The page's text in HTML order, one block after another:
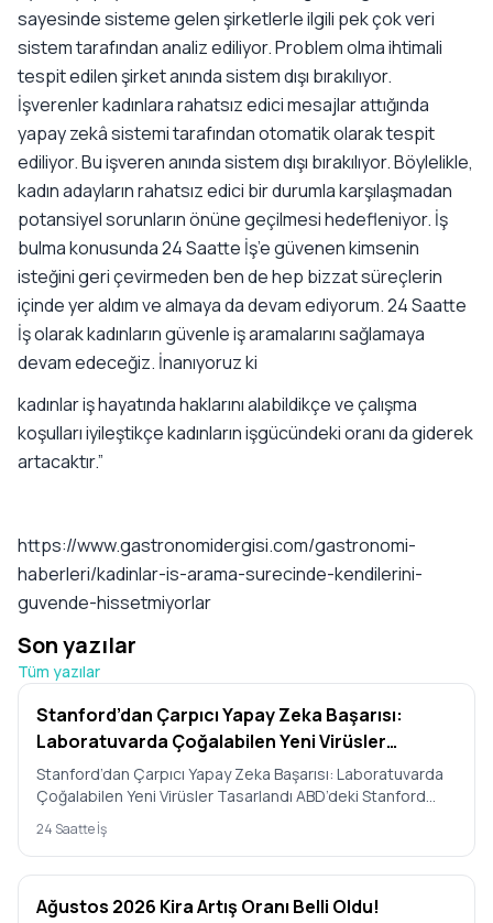
sayesinde sisteme gelen şirketlerle ilgili pek çok veri
sistem tarafından analiz ediliyor. Problem olma ihtimali
tespit edilen şirket anında sistem dışı bırakılıyor.
İşverenler kadınlara rahatsız edici mesajlar attığında
yapay zekâ sistemi tarafından otomatik olarak tespit
ediliyor. Bu işveren anında sistem dışı bırakılıyor. Böylelikle,
kadın adayların rahatsız edici bir durumla karşılaşmadan
potansiyel sorunların önüne geçilmesi hedefleniyor. İş
bulma konusunda 24 Saatte İş’e güvenen kimsenin
isteğini geri çevirmeden ben de hep bizzat süreçlerin
içinde yer aldım ve almaya da devam ediyorum. 24 Saatte
İş olarak kadınların güvenle iş aramalarını sağlamaya
devam edeceğiz. İnanıyoruz ki
kadınlar iş hayatında haklarını alabildikçe ve çalışma
koşulları iyileştikçe kadınların işgücündeki oranı da giderek
artacaktır.”
https://www.gastronomidergisi.com/gastronomi-
haberleri/kadinlar-is-arama-surecinde-kendilerini-
guvende-hissetmiyorlar
Son yazılar
Tüm yazılar
Stanford’dan Çarpıcı Yapay Zeka Başarısı:
Laboratuvarda Çoğalabilen Yeni Virüsler
Tasarlandı
Stanford’dan Çarpıcı Yapay Zeka Başarısı: Laboratuvarda
Çoğalabilen Yeni Virüsler Tasarlandı ABD’deki Stanford
Üniversit…
24 Saatte İş
Ağustos 2026 Kira Artış Oranı Belli Oldu!